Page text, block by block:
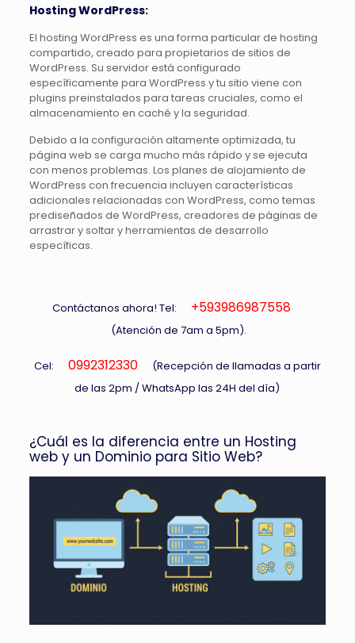
Hosting WordPress:
El hosting WordPress es una forma particular de hosting
compartido, creado para propietarios de sitios de
WordPress. Su servidor está configurado
específicamente para WordPress y tu sitio viene con
plugins preinstalados para tareas cruciales, como el
almacenamiento en caché y la seguridad.
Debido a la configuración altamente optimizada, tu
página web se carga mucho más rápido y se ejecuta
con menos problemas. Los planes de alojamiento de
WordPress con frecuencia incluyen características
adicionales relacionadas con WordPress, como temas
prediseñados de WordPress, creadores de páginas de
arrastrar y soltar y herramientas de desarrollo
específicas.
Contáctanos ahora! Tel: +593986987558
(Atención de 7am a 5pm).
Cel: 0992312330
(Recepción de llamadas a partir
de las 2pm / WhatsApp las 24H del día)
¿Cuál es la diferencia entre un Hosting
web y un Dominio para Sitio Web?